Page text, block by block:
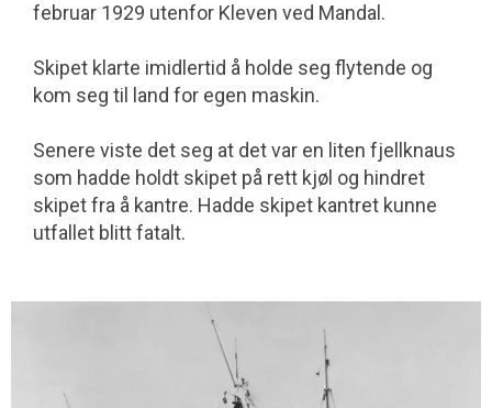
februar 1929 utenfor Kleven ved Mandal.
Skipet klarte imidlertid å holde seg flytende og
kom seg til land for egen maskin.
Senere viste det seg at det var en liten fjellknaus
som hadde holdt skipet på rett kjøl og hindret
skipet fra å kantre. Hadde skipet kantret kunne
utfallet blitt fatalt.